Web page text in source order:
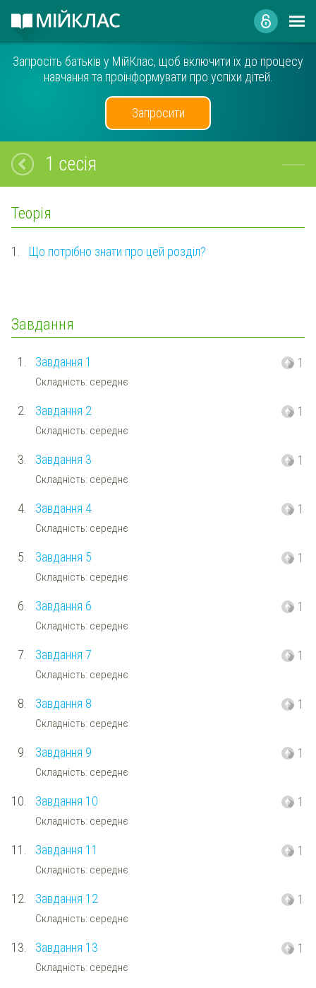
Запросіть батьків у МійКлас, щоб включити їх до процесу
навчання та проінформувати про успіхи дітей.
Запросити
1 сесія
Теорія
1. Що потрібно знати про цей розділ?
Завдання
1. Завдання 1
Складність: середнє
1
2. Завдання 2
Складність: середнє
1
3. Завдання 3
Складність: середнє
1
4. Завдання 4
Складність: середнє
1
5. Завдання 5
Складність: середнє
1
6. Завдання 6
Складність: середнє
1
7. Завдання 7
Складність: середнє
1
8. Завдання 8
Складність: середнє
1
9. Завдання 9
Складність: середнє
1
10. Завдання 10
Складність: середнє
1
11. Завдання 11
Складність: середнє
1
12. Завдання 12
Складність: середнє
1
13. Завдання 13
Складність: середнє
1